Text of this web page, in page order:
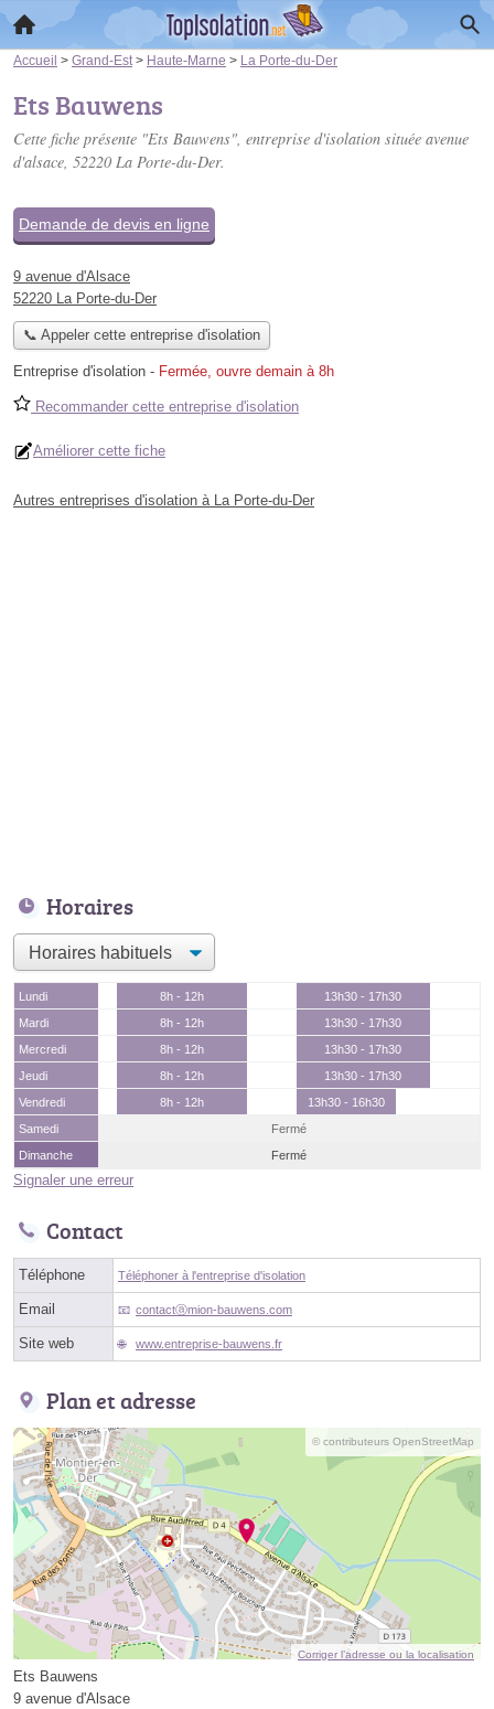
Accueil > Grand-Est > Haute-Marne > La Porte-du-Der
Ets Bauwens
Cette fiche présente "Ets Bauwens", entreprise d'isolation située avenue
d'alsace, 52220 La Porte-du-Der.
Demande de devis en ligne
9 avenue d'Alsace
52220 La Porte-du-Der
📞 Appeler cette entreprise d'isolation
Entreprise d'isolation - Fermée, ouvre demain à 8h
Recommander cette entreprise d'isolation
Améliorer cette fiche
Autres entreprises d'isolation à La Porte-du-Der
Horaires
Lundi 8h - 12h
13h30 - 17h30
Mardi
8h - 12h
13h30 - 17h30
Mercredi
8h - 12h
13h30 - 17h30
Jeudi
8h - 12h
13h30 - 17h30
Vendredi
8h - 12h
13h30 - 16h30
Samedi
Fermé
Dimanche
Fermé
Signaler une erreur
Contact
Téléphone Téléphoner à l'entreprise d'isolation
Email contactⓐmion-bauwens.com
Site web www.entreprise-bauwens.fr
Plan et adresse
© contributeurs OpenStreetMap
Corriger l’adresse ou la localisation
Ets Bauwens
9 avenue d'Alsace